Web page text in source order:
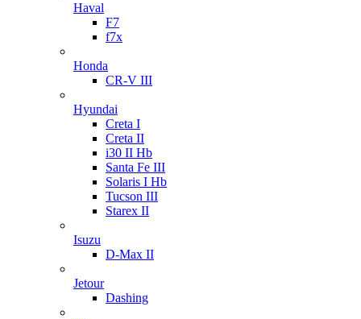
Haval
F7
f7x
Honda
CR-V III
Hyundai
Creta I
Creta II
i30 II Hb
Santa Fe III
Solaris I Hb
Tucson III
Starex II
Isuzu
D-Max II
Jetour
Dashing